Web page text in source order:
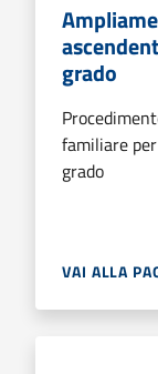
grado
familiare
grado
VAI ALLA